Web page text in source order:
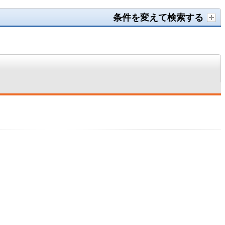
条件を変えて検索する